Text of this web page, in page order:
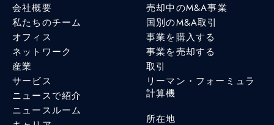
会社概要
私たちのチーム
オフィス
ネットワーク
産業
サービス
ニュースで紹介
ニュースルーム
売却中のM&A事業
国別のM&A取引
事業を購入する
事業を売却する
取引
リーマン・フォーミュラ
計算機
所在地